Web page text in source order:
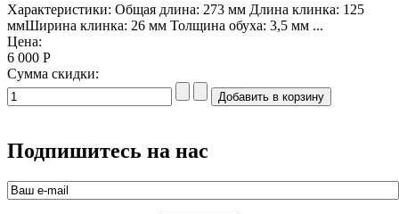
Характеристики: Общая длина: 273 мм Длина клинка: 125
ммШирина клинка: 26 мм Толщина обуха: 3,5 мм ...
Цена:
6 000 Р
Сумма скидки:
Подпишитесь на нас